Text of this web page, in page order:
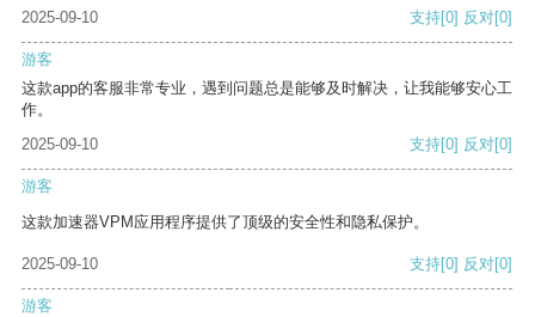
2025-09-10
支持[0] 反对[0]
游客
这款app的客服非常专业，遇到问题总是能够及时解决，让我能够安心工
作。
2025-09-10
支持[0] 反对[0]
游客
这款加速器VPM应用程序提供了顶级的安全性和隐私保护。
2025-09-10 支持[0] 反对[0]
游客